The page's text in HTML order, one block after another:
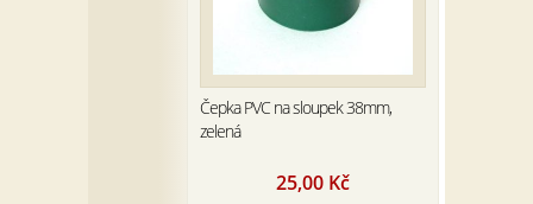
Čepka PVC na sloupek 38mm,
zelená
25,00 Kč